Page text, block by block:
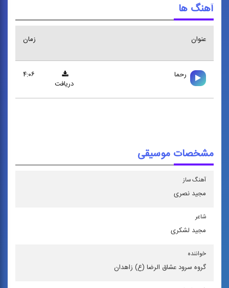
آهنگ ها
عنوان زمان
رحما
۴:۰۶
دریافت
مشخصات موسیقی
آهنگ ساز
مجید نصری
شاعر
مجید لشكری
خواننده
گروه سرود عشاق الرضا (ع) زاهدان